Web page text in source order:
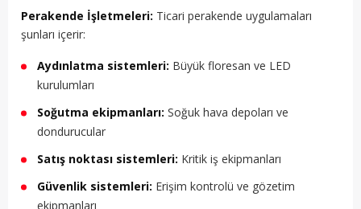
Perakende İşletmeleri: Ticari perakende uygulamaları
şunları içerir:
Aydınlatma sistemleri: Büyük floresan ve LED
kurulumları
Soğutma ekipmanları: Soğuk hava depoları ve
dondurucular
Satış noktası sistemleri: Kritik iş ekipmanları
Güvenlik sistemleri: Erişim kontrolü ve gözetim
ekipmanları